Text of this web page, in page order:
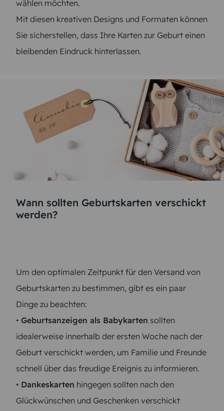
wählen möchten.
Mit diesen kreativen Designs und Formaten können
Sie sicherstellen, dass Ihre Karten zur Geburt einen
bleibenden Eindruck hinterlassen.
Wann sollten Geburtskarten verschickt
werden?
Um den optimalen Zeitpunkt für den Versand von
Geburtskarten zu bestimmen, gibt es ein paar
Dinge zu beachten:
• Geburtsanzeigen als Babykarten sollten
idealerweise innerhalb der ersten Woche nach der
Geburt verschickt werden, um Familie und Freunde
schnell über das freudige Ereignis zu informieren.
• Dankeskarten hingegen sollten nach den
Glückwünschen und Geschenken verschickt